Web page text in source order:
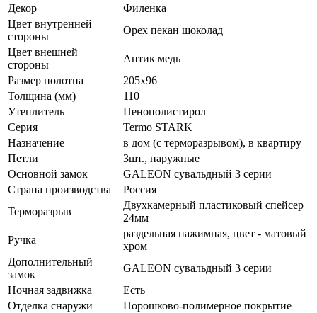
Декор
Филенка
Цвет внутренней
стороны
Орех пекан шоколад
Цвет внешней
стороны
Антик медь
Размер полотна
205x96
Толщина (мм)
110
Утеплитель
Пенополистирол
Серия
Termo STARK
Назначение
в дом (с терморазрывом), в квартиру
Петли
3шт., наружные
Основной замок
GALEON сувальдный 3 серии
Страна производства
Россия
Терморазрыв
Двухкамерный пластиковый спейсер
24мм
Ручка
раздельная нажимная, цвет - матовый
хром
Дополнительный
замок
GALEON сувальдный 3 серии
Ночная задвижка
Есть
Отделка снаружи
Порошково-полимерное покрытие